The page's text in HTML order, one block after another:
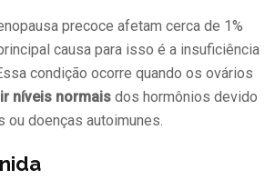
precoce afetam cerca de 1%
causa para isso é a insuficiência
condição ocorre quando os ovários
níveis normais dos hormônios devido
ou doenças autoimunes.